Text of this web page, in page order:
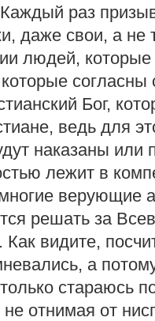
раз
даже свои, а не
людей,
согласны
Бог,
ведь для
наказаны или
лежит в
верующие
решать за
видите,
а
стараюсь
отнимая от